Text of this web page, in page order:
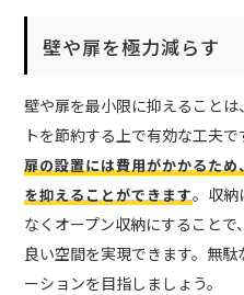
壁や扉を極力減らす
壁や扉を最小限に抑えること
トを節約する上で有効な工夫で
扉の設置には費用がかかるた
を抑えることができます。収納
なくオープン収納にすること
良い空間を実現できます。無
ーションを目指しましょう。